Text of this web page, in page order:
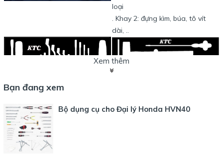
loại
. Khay 2: đựng kìm, búa, tô vít
dài, ..
Chi tiết danh sách các dụng cụ cầm tay của bộ dụng cụ
HVN40 như sau
Xem thêm
Bạn đang xem
Bộ dụng cụ cho Đại lý Honda HVN40